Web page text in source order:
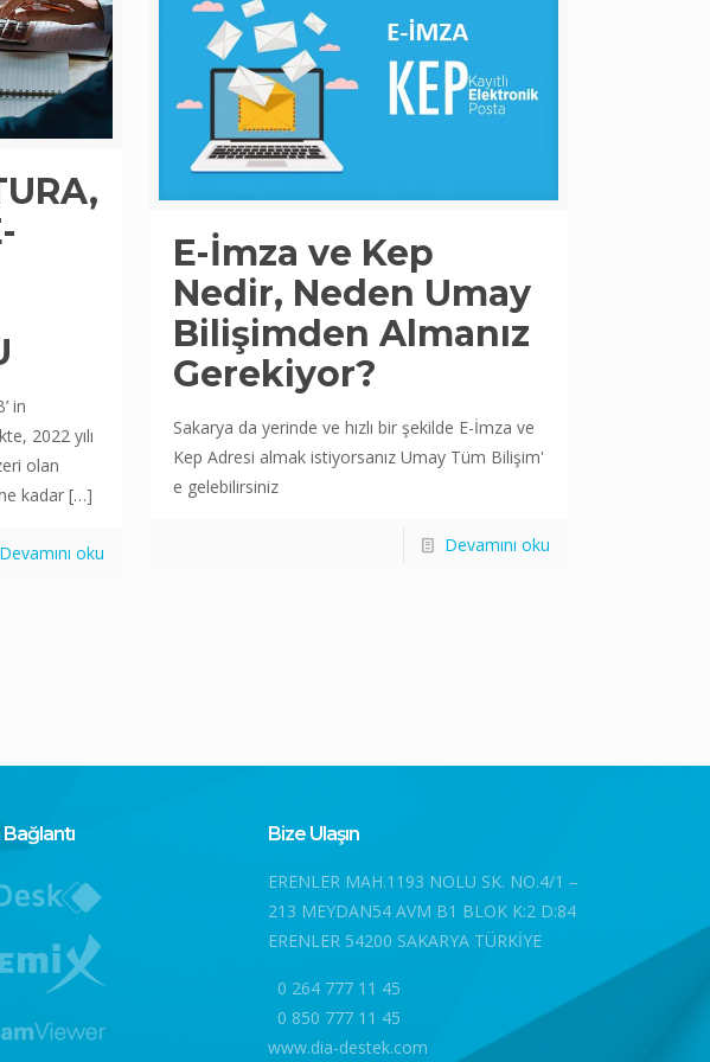
in
2022 yılı
olan
kadar […]
Devamını oku
E-İmza ve Kep
Nedir, Neden Umay
Bilişimden Almanız
Gerekiyor?
Sakarya da yerinde ve hızlı bir şekilde E-İmza ve
Kep Adresi almak istiyorsanız Umay Tüm Bilişim'
e gelebilirsiniz
Devamını oku
Bize Ulaşın
ERENLER MAH.1193 NOLU SK. NO.4/1 –
213 MEYDAN54 AVM B1 BLOK K:2 D:84
ERENLER 54200 SAKARYA TÜRKİYE
0 264 777 11 45
0 850 777 11 45
www.dia-destek.com